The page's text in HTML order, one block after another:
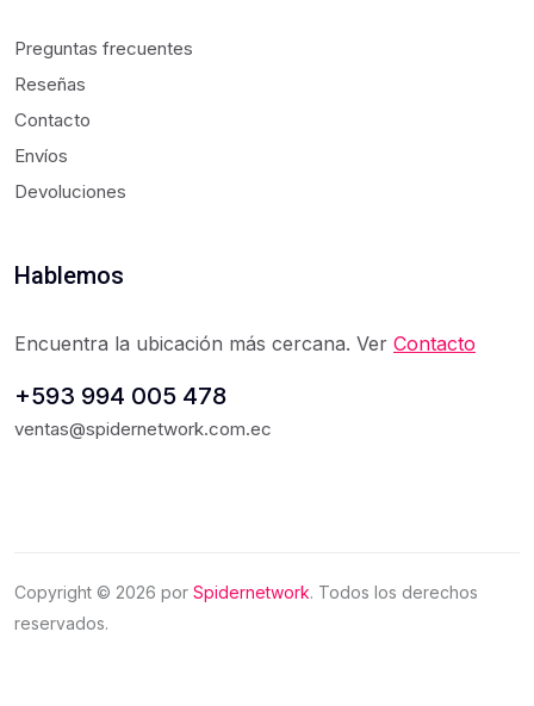
Preguntas frecuentes
Reseñas
Contacto
Envíos
Devoluciones
Hablemos
Encuentra la ubicación más cercana. Ver Contacto
+593 994 005 478
ventas@spidernetwork.com.ec
Copyright © 2026 por Spidernetwork. Todos los derechos
reservados.